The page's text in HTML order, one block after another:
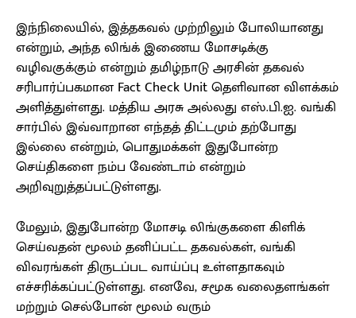
இந்நிலையில், இத்தகவல் முற்றிலும் போலியானது
என்றும், அந்த லிங்க் இணைய மோசடிக்கு
வழிவகுக்கும் என்றும் தமிழ்நாடு அரசின் தகவல்
சரிபார்ப்பகமான Fact Check Unit தெளிவான விளக்கம்
அளித்துள்ளது. மத்திய அரசு அல்லது எஸ்.பி.ஐ. வங்கி
சார்பில் இவ்வாறான எந்தத் திட்டமும் தற்போது
இல்லை என்றும், பொதுமக்கள் இதுபோன்ற
செய்திகளை நம்ப வேண்டாம் என்றும்
அறிவுறுத்தப்பட்டுள்ளது.
மேலும், இதுபோன்ற மோசடி லிங்குகளை கிளிக்
செய்வதன் மூலம் தனிப்பட்ட தகவல்கள், வங்கி
விவரங்கள் திருடப்பட வாய்ப்பு உள்ளதாகவும்
எச்சரிக்கப்பட்டுள்ளது. எனவே, சமூக வலைதளங்கள்
மற்றும் செல்போன் மூலம் வரும்